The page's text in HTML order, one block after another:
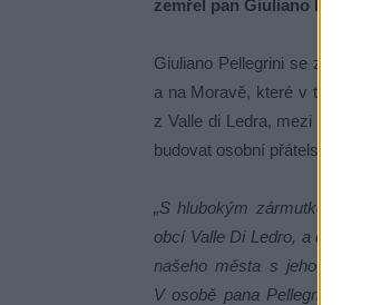
zemřel pan Giuliano
Giuliano Pellegrini se zasloužil
a na Moravě, které v těžkých
z Valle di Ledra, mezi nimi i
budovat osobní přátelství mezi
„S hlubokým zármutkem jsme
obcí Valle Di Ledro, a člověka,
našeho města s jeho
V osobě pana Pellegriniho